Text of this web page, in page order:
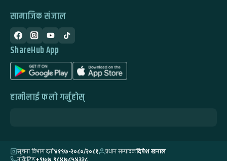
सामाजिक संजाल
ShareHub App
हामीलाई फलो गर्नुहोस्
सूचना विभाग दर्ता४१९७-२०८०/२०८१ प्रधान सम्पादकदिपेश खनाल